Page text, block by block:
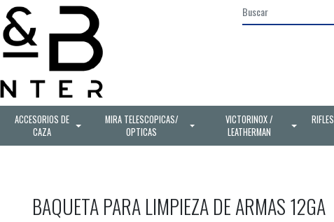
ACCESORIOS DE
CAZA
MIRA TELESCOPICAS/
OPTICAS
VICTORINOX /
LEATHERMAN
RIFLES
BAQUETA PARA LIMPIEZA DE ARMAS 12GA